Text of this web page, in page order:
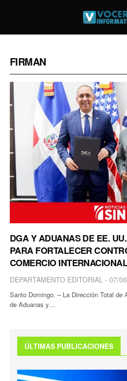
FIRMAN
DGA Y ADUANAS DE EE.
PARA FORTALECER
COMERCIO
DEPARTAMENTO EDITORIAL 07/
Santo Domingo. – La Dirección Total de
de Aduanas y…
ÚLTIMAS PUBLICACIONES